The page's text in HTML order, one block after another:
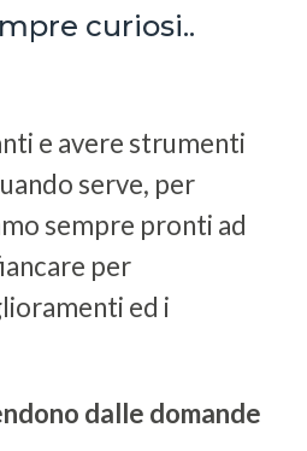
curiosi..
e avere strumenti
serve, per
sempre pronti ad
per
ed i
dalle domande